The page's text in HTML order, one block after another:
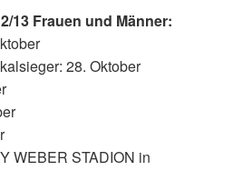
13 Frauen und Männer:
28. Oktober
WEBER STADION in